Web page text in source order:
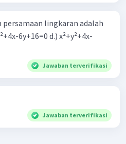
lingkaran adalah
6y+16=0 d.) x²+y²+4x-
Jawaban terverifikasi
Jawaban terverifikasi